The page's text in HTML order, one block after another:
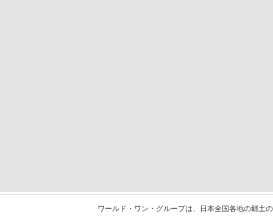
ワールド・ワン・グループは、日本全国各地の郷土